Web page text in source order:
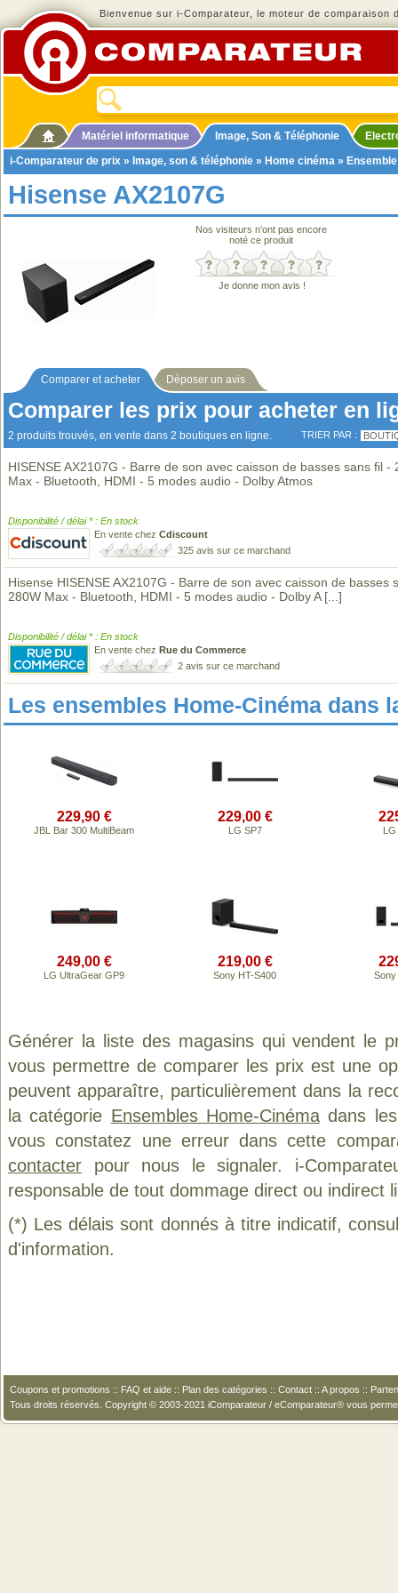
Bienvenue sur i-Comparateur, le moteur de comparaison
Matériel informatique Image, Son & Téléphonie
i-Comparateur de prix » Image, son & téléphonie » Home cinéma »
Hisense AX2107G
Nos visiteurs n'ont pas encore
noté ce produit
Je donne mon avis !
Comparer et acheter Déposer un avis
Comparer les prix pour acheter en
2 produits trouvés, en vente dans 2 boutiques en ligne. TRIER PAR :
HISENSE AX2107G - Barre de son avec caisson de basses sans fil -
Max - Bluetooth, HDMI - 5 modes audio - Dolby Atmos
Disponibilité / délai * : En stock
En vente chez Cdiscount
325 avis sur ce marchand
Hisense HISENSE AX2107G - Barre de son avec caisson de basses
280W Max - Bluetooth, HDMI - 5 modes audio - Dolby A [...]
Disponibilité / délai * : En stock
En vente chez Rue du Commerce
2 avis sur ce marchand
Les ensembles Home-Cinéma dans
229,90 €
JBL Bar 300 MultiBeam
229,00 €
LG SP7
249,00 €
LG UltraGear GP9
219,00 €
Sony HT-S400 Sony
Générer la liste des magasins qui vendent le
vous permettre de comparer les prix est une
peuvent apparaître, particulièrement dans la
la catégorie Ensembles Home-Cinémadans les
vous constatez une erreur dans cette
contacter pour nous le signaler. i-
responsable de tout dommage direct ou indirect
(*) Les délais sont donnés à titre indicatif,
d'information.
Coupons et promotions :: FAQ et aide :: Plan des catégories :: Contact :: A propos ::
Tous droits réservés. Copyright © 2003-2021 iComparateur / eComparateur® vous